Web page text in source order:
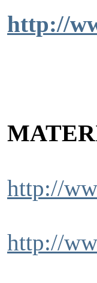
http://
http://
http://